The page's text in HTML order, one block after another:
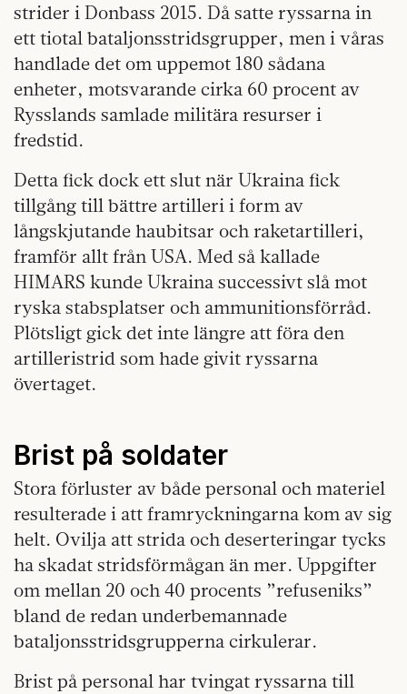
strider i Donbass 2015. Då satte ryssarna in
ett tiotal bataljonsstridsgrupper, men i våras
handlade det om uppemot 180 sådana
enheter, motsvarande cirka 60 procent av
Rysslands samlade militära resurser i
fredstid.
Detta fick dock ett slut när Ukraina fick
tillgång till bättre artilleri i form av
långskjutande haubitsar och raketartilleri,
framför allt från USA. Med så kallade
HIMARS kunde Ukraina successivt slå mot
ryska stabsplatser och ammunitionsförråd.
Plötsligt gick det inte längre att föra den
artilleristrid som hade givit ryssarna
övertaget.
Brist på soldater
Stora förluster av både personal och materiel
resulterade i att framryckningarna kom av sig
helt. Ovilja att strida och deserteringar tycks
ha skadat stridsförmågan än mer. Uppgifter
om mellan 20 och 40 procents ”refuseniks”
bland de redan underbemannade
bataljonsstridsgrupperna cirkulerar.
Brist på personal har tvingat ryssarna till